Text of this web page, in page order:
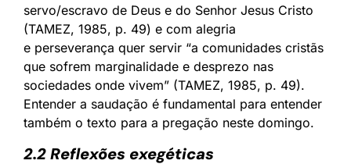
servo/escravo de Deus e do Senhor Jesus Cristo
(TAMEZ, 1985, p. 49) e com alegria
e perseverança quer servir “a comunidades cristãs
que sofrem marginalidade e desprezo nas
sociedades onde vivem” (TAMEZ, 1985, p. 49).
Entender a saudação é fundamental para entender
também o texto para a pregação neste domingo.
2.2 Reflexões exegéticas